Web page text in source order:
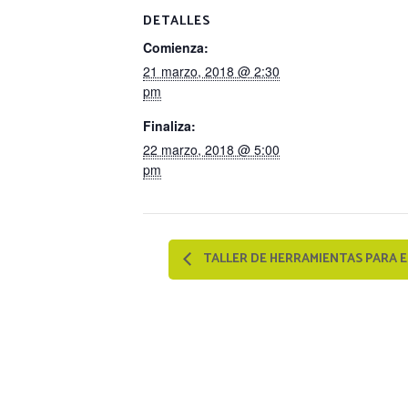
DETALLES
Comienza:
21 marzo, 2018 @ 2:30
pm
Finaliza:
22 marzo, 2018 @ 5:00
pm
TALLER DE HERRAMIENTAS PARA